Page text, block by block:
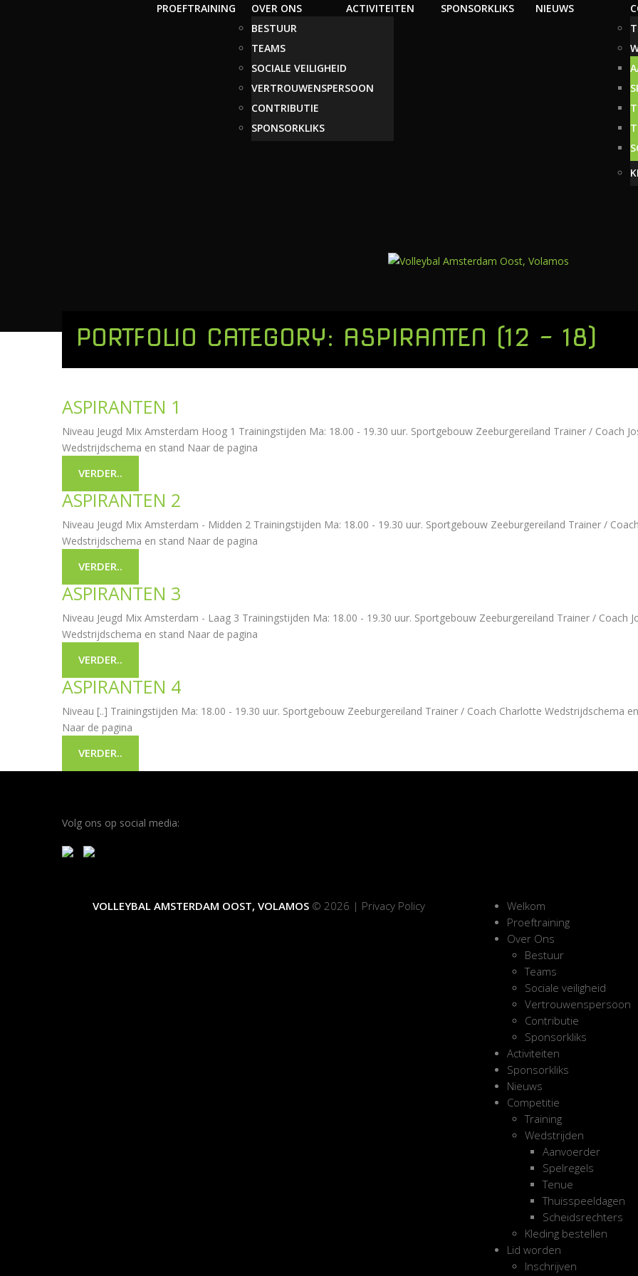
PROEFTRAINING
OVER ONS
BESTUUR
TEAMS
SOCIALE VEILIGHEID
VERTROUWENSPERSOON
CONTRIBUTIE
SPONSORKLIKS
ACTIVITEITEN SPONSORKLIKS NIEUWS
PORTFOLIO CATEGORY: ASPIRANTEN (12 - 18)
ASPIRANTEN 1
Niveau Jeugd Mix Amsterdam Hoog 1 Trainingstijden Ma: 18.00 - 19.30 uur. Sportgebouw Zeeburgereiland Trainer / Coach
Wedstrijdschema en stand Naar de pagina
VERDER..
ASPIRANTEN 2
Niveau Jeugd Mix Amsterdam - Midden 2 Trainingstijden Ma: 18.00 - 19.30 uur. Sportgebouw Zeeburgereiland Trainer /
Wedstrijdschema en stand Naar de pagina
VERDER..
ASPIRANTEN 3
Niveau Jeugd Mix Amsterdam - Laag 3 Trainingstijden Ma: 18.00 - 19.30 uur. Sportgebouw Zeeburgereiland Trainer / Coach
Wedstrijdschema en stand Naar de pagina
VERDER..
ASPIRANTEN 4
Niveau [..] Trainingstijden Ma: 18.00 - 19.30 uur. Sportgebouw Zeeburgereiland Trainer / Coach Charlotte Wedstrijdschema
Naar de pagina
VERDER..
Volg ons op social media:
VOLLEYBAL AMSTERDAM OOST, VOLAMOS © 2026 | Privacy Policy
Welkom
Proeftraining
Over Ons
Bestuur
Teams
Sociale veiligheid
Vertrouwenspersoon
Contributie
Sponsorkliks
Activiteiten
Sponsorkliks
Nieuws
Competitie
Training
Wedstrijden
Aanvoerder
Spelregels
Tenue
Thuisspeeldagen
Scheidsrechters
Kleding bestellen
Lid worden
Inschrijven